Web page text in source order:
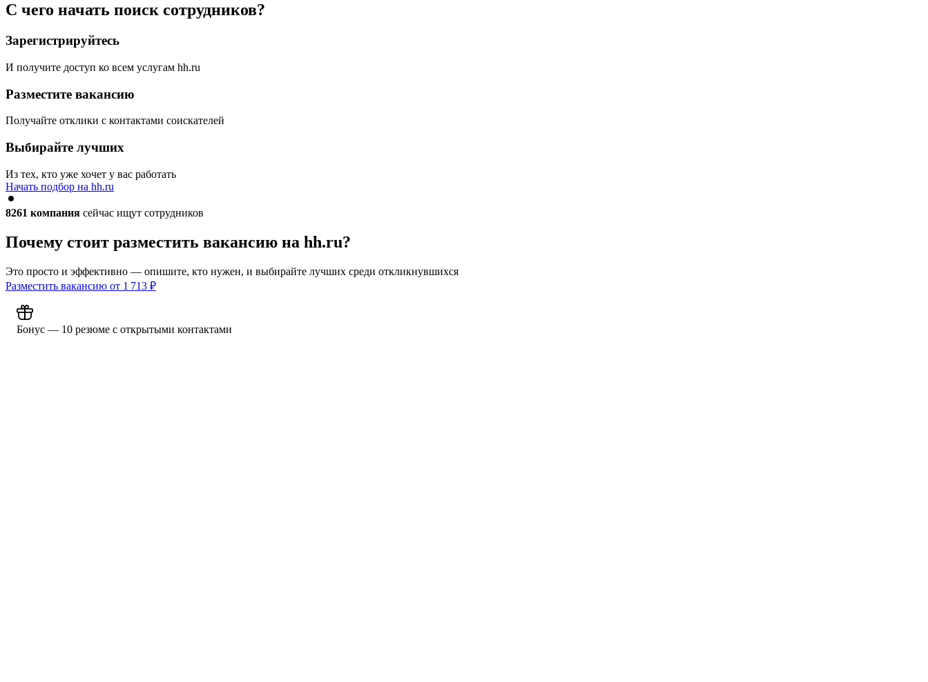
С чего начать поиск сотрудников?
Зарегистрируйтесь
И получите доступ ко всем услугам hh.ru
Разместите вакансию
Получайте отклики с контактами соискателей
Выбирайте лучших
Из тех, кто уже хочет у вас работать
Начать подбор на hh.ru
8261 компания сейчас ищут сотрудников
Почему стоит разместить вакансию на hh.ru?
Это просто и эффективно — опишите, кто нужен, и выбирайте лучших среди откликнувшихся
Разместить вакансию от 1 713 ₽
Бонус — 10 резюме с открытыми контактами